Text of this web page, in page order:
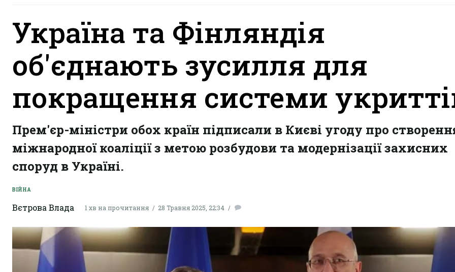
Україна та Фінляндія
об'єднають зусилля для
покращення системи
Прем'єр-міністри обох країн підписали в Києві угоду про
міжнародної коаліції з метою розбудови та модернізації захисних
споруд в Україні.
ВІЙНА
Вєтрова Влада 1 хв на прочитання 28 Травня 2025, 22:34